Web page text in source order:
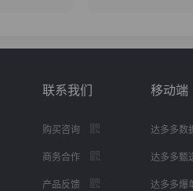
联系我们
购买咨询
商务合作
产品反馈
移动端
达多多数
达多多甄
达多多爆